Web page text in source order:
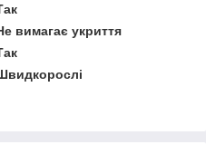
вимагає укриття